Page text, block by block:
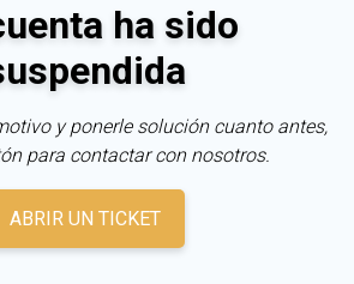
ha sido
y ponerle solución cuanto antes,
para contactar con nosotros.
ABRIR UN TICKET